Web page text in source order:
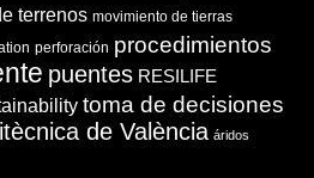
terrenos movimiento de tierras
perforación procedimientos
puentes RESILIFE
toma de decisiones
de València áridos